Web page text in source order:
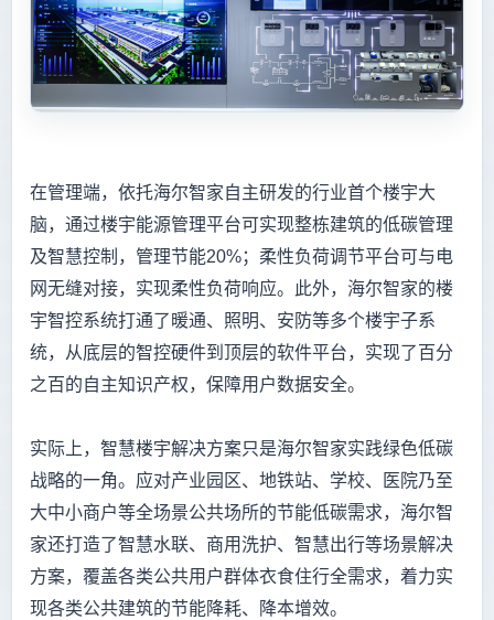
在管理端，依托海尔智家自主研发的行业首个楼宇大
脑，通过楼宇能源管理平台可实现整栋建筑的低碳管理
及智慧控制，管理节能20%；柔性负荷调节平台可与电
网无缝对接，实现柔性负荷响应。此外，海尔智家的楼
宇智控系统打通了暖通、照明、安防等多个楼宇子系
统，从底层的智控硬件到顶层的软件平台，实现了百分
之百的自主知识产权，保障用户数据安全。
实际上，智慧楼宇解决方案只是海尔智家实践绿色低碳
战略的一角。应对产业园区、地铁站、学校、医院乃至
大中小商户等全场景公共场所的节能低碳需求，海尔智
家还打造了智慧水联、商用洗护、智慧出行等场景解决
方案，覆盖各类公共用户群体衣食住行全需求，着力实
现各类公共建筑的节能降耗、降本增效。